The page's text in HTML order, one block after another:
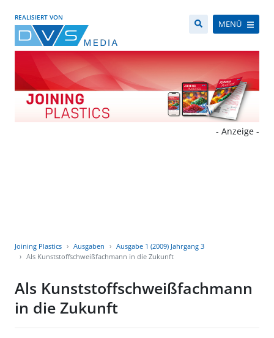
REALISIERT VON
MENÜ
- Anzeige -
Joining Plastics Ausgaben
Ausgabe 1 (2009) Jahrgang 3
Als Kunststoffschweißfachmann in die Zukunft
Als Kunststoffschweißfachmann
in die Zukunft